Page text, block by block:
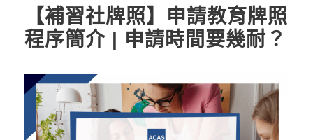
【補習社牌照】申請教育牌照
程序簡介 | 申請時間要幾耐？